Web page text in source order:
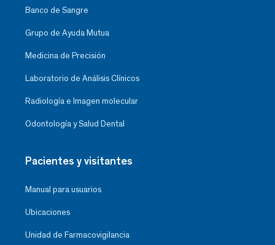
Banco de Sangre
Grupo de Ayuda Mutua
Medicina de Precisión
Laboratorio de Análisis Clínicos
Radiología e Imagen molecular
Odontología y Salud Dental
Pacientes y visitantes
Manual para usuarios
Ubicaciones
Unidad de Farmacovigilancia